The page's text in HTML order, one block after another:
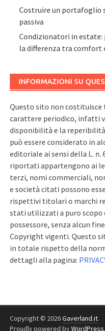
Costruire un portafoglio
passiva
Condizionatori in estate:
la differenza tra comfort
INFORMAZIONI SU
Questo sito non
carattere periodico, infatti
disponibilità e la
può essere considerato in
editoriale ai sensi della L.
riportati appartengono ai
terzi, nomi commerciali,
e società citati possono
rispettivi titolari o marchi
stati utilizzati a puro scopo
possessore, senza alcun
Copyright vigenti. Questo
in totale rispetto della
dettagli alla pagina:
Copyright © 2026Gaverland.it.
Proudly powered byWordPress.